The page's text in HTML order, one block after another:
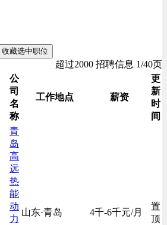
收藏选中职位
超过2000 招聘信息 1/40页
公
司
名
称
工作地点 薪资
更
新
时
间
青
岛
高
远
热
能
动
力
山东·青岛 4千-6千元/月
置
顶